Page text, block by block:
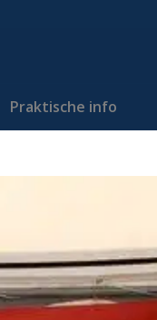
Praktische info